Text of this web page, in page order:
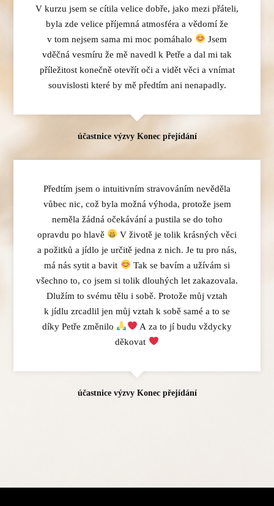
V kurzu jsem se cítila velice dobře, jako mezi přáteli,
byla zde velice příjemná atmosféra a vědomí že
v tom nejsem sama mi moc pomáhalo
Jsem
vděčná vesmíru že mě navedl k Petře a dal mi tak
příležitost konečně otevřít oči a vidět věci a vnímat
souvislosti které by mě předtím ani nenapadly.
účastnice výzvy Konec přejídání
Předtím jsem o intuitivním stravováním nevěděla
vůbec nic, což byla možná výhoda, protože jsem
neměla žádná očekávání a pustila se do toho
opravdu po hlavě
V životě je tolik krásných věci
a požitků a jídlo je určitě jedna z nich. Je tu pro nás,
má nás sytit a bavit
Tak se bavím a užívám si
všechno to, co jsem si tolik dlouhých let zakazovala.
Dlužím to svému tělu i sobě. Protože můj vztah
k jídlu zrcadlil jen můj vztah k sobě samé a to se
díky Petře změnilo
A za to jí budu vždycky
děkovat
účastnice výzvy Konec přejídání